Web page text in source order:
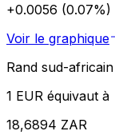
+0.0056 (0.07%)
Voir le graphique
Rand sud-africain
1 EUR équivaut à
18,6894 ZAR